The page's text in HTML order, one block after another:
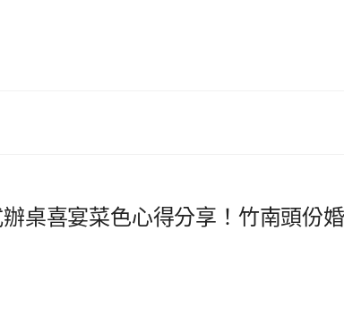
桌喜宴菜色心得分享！竹南頭份婚